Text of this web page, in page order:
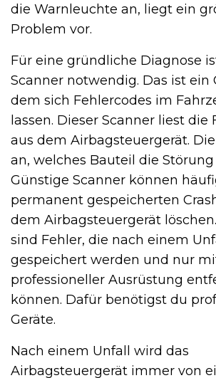
die Warnleuchte an, liegt ein
Problem vor.
Für eine gründliche Diagnose
Scanner notwendig. Das ist ein
dem sich Fehlercodes im
lassen. Dieser Scanner liest die
aus dem Airbagsteuergerät.
an, welches Bauteil die
Günstige Scanner können
permanent gespeicherten
dem Airbagsteuergerät
sind Fehler, die nach einem
gespeichert werden und nur
professioneller Ausrüstung
können. Dafür benötigst du
Geräte.
Nach einem Unfall wird das
Airbagsteuergerät immer von